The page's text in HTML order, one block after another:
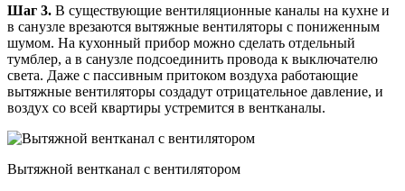
Шаг 3. В существующие вентиляционные каналы на кухне и
в санузле врезаются вытяжные вентиляторы с пониженным
шумом. На кухонный прибор можно сделать отдельный
тумблер, а в санузле подсоединить провода к выключателю
света. Даже с пассивным притоком воздуха работающие
вытяжные вентиляторы создадут отрицательное давление, и
воздух со всей квартиры устремится в вентканалы.
Вытяжной вентканал с вентилятором